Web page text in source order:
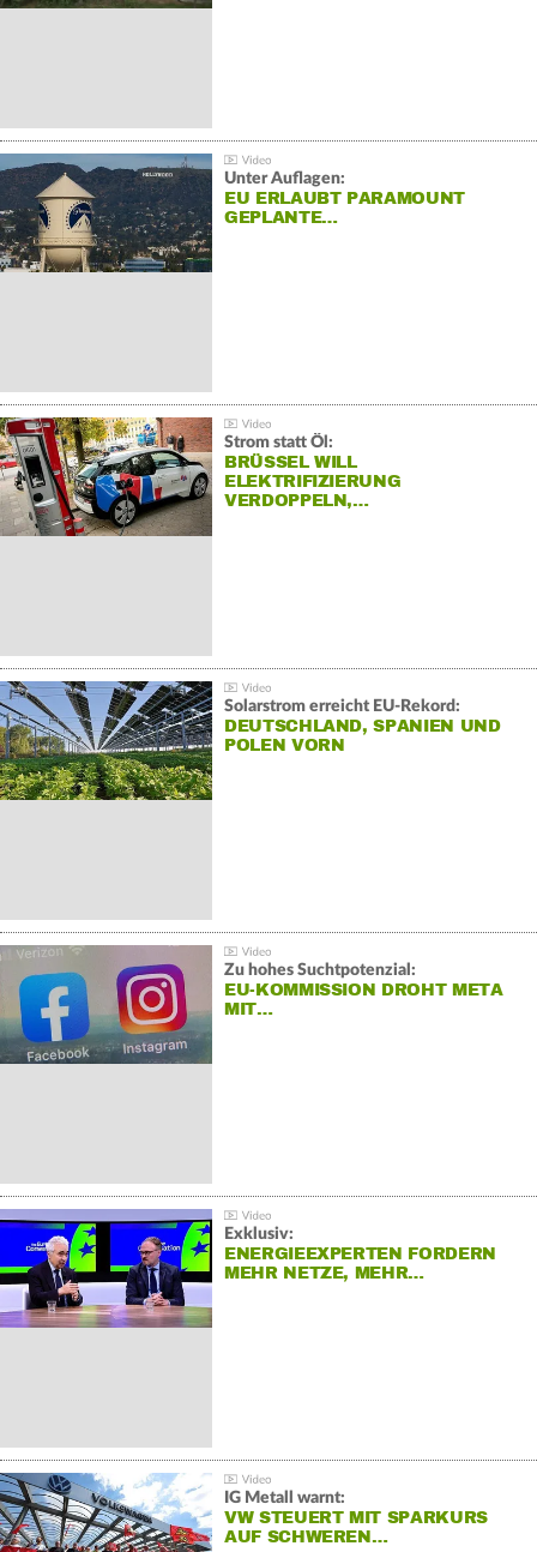
Unter Auflagen:
EU ERLAUBT PARAMOUNT
GEPLANTE…
Strom statt Öl:
BRÜSSEL WILL
ELEKTRIFIZIERUNG
VERDOPPELN,…
Solarstrom erreicht EU-Rekord:
DEUTSCHLAND, SPANIEN UND
POLEN VORN
Zu hohes Suchtpotenzial:
EU-KOMMISSION DROHT META
MIT…
Exklusiv:
ENERGIEEXPERTEN FORDERN
MEHR NETZE, MEHR…
IG Metall warnt:
VW STEUERT MIT SPARKURS
AUF SCHWEREN…